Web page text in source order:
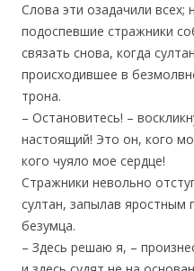
Слова эти озадачили всех;
подоспевшие стражники
связать снова, когда
происходившее в
трона.
– Остановитесь! –
настоящий! Это он, кого
кого чуяло мое сердце!
Стражники невольно
султан, запылав яростным
безумца.
– Здесь решаю я, –